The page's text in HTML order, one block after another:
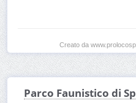
Creato da
Parco Faunistico di